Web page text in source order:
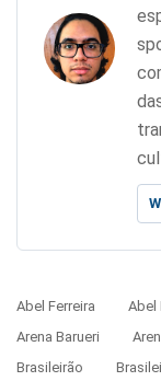
Abel Ferreira
Abel
Arena Barueri
Brasileirão